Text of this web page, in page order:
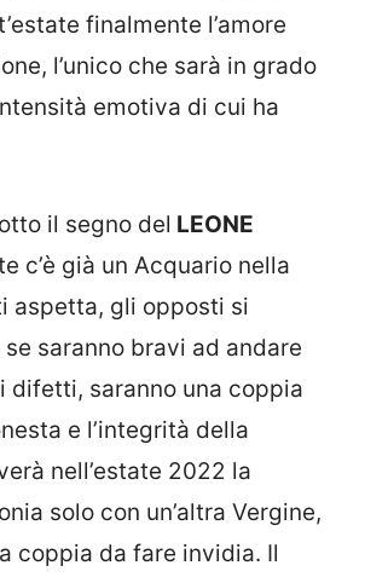
finalmente l’amore
l’unico che sarà in grado
emotiva di cui ha
il segno del LEONE
c’è già un Acquario nella
aspetta, gli opposti si
saranno bravi ad andare
difetti, saranno una coppia
e l’integrità della
nell’estate 2022 la
solo con un’altra Vergine,
coppia da fare invidia. Il